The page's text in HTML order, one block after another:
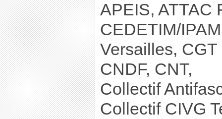
APEIS, ATTAC
CEDETIM/
Versailles, CGT
CNDF, CNT,
Collectif
Collectif CIVG